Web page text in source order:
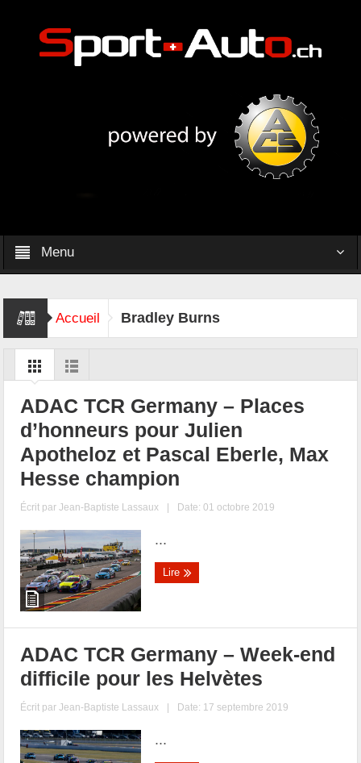
Menu
Accueil Bradley Burns
ADAC TCR Germany – Places
d’honneurs pour Julien
Apotheloz et Pascal Eberle, Max
Hesse champion
Écrit parJean-Baptiste Lassaux | Date: 01 octobre 2019
...
Lire
ADAC TCR Germany – Week-end
difficile pour les Helvètes
Écrit parJean-Baptiste Lassaux | Date: 17 septembre 2019
...